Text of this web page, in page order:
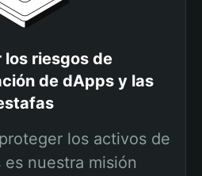
los riesgos de
de dApps y las
los activos de
es nuestra misión